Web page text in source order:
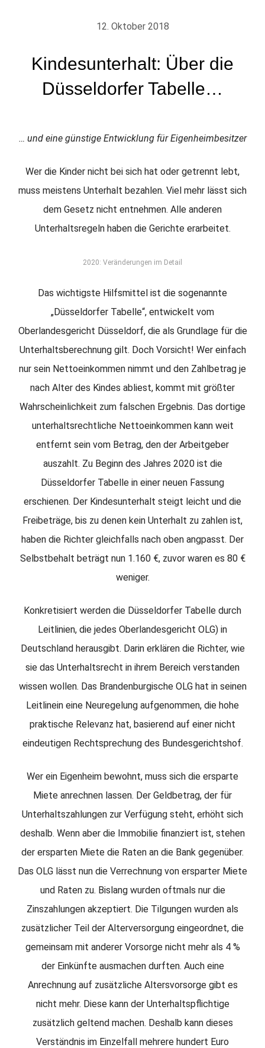
Kindesunterhalt: Über die
Düsseldorfer Tabelle…
12. Oktober 2018
… und eine günstige Entwicklung für Eigenheimbesitzer
Wer die Kinder nicht bei sich hat oder getrennt lebt,
muss meistens Unterhalt bezahlen. Viel mehr lässt sich
dem Gesetz nicht entnehmen. Alle anderen
Unterhaltsregeln haben die Gerichte erarbeitet.
2020: Veränderungen im Detail
Das wichtigste Hilfsmittel ist die sogenannte
„Düsseldorfer Tabelle“, entwickelt vom
Oberlandesgericht Düsseldorf, die als Grundlage für die
Unterhaltsberechnung gilt. Doch Vorsicht! Wer einfach
nur sein Nettoeinkommen nimmt und den Zahlbetrag je
nach Alter des Kindes abliest, kommt mit größter
Wahrscheinlichkeit zum falschen Ergebnis. Das dortige
unterhaltsrechtliche Nettoeinkommen kann weit
entfernt sein vom Betrag, den der Arbeitgeber
auszahlt. Zu Beginn des Jahres 2020 ist die
Düsseldorfer Tabelle in einer neuen Fassung
erschienen. Der Kindesunterhalt steigt leicht und die
Freibeträge, bis zu denen kein Unterhalt zu zahlen ist,
haben die Richter gleichfalls nach oben angpasst. Der
Selbstbehalt beträgt nun 1.160 €, zuvor waren es 80 €
weniger.
Konkretisiert werden die Düsseldorfer Tabelle durch
Leitlinien, die jedes Oberlandesgericht OLG) in
Deutschland herausgibt. Darin erklären die Richter, wie
sie das Unterhaltsrecht in ihrem Bereich verstanden
wissen wollen. Das Brandenburgische OLG hat in seinen
Leitlinein eine Neuregelung aufgenommen, die hohe
praktische Relevanz hat, basierend auf einer nicht
eindeutigen Rechtsprechung des Bundesgerichtshof.
Wer ein Eigenheim bewohnt, muss sich die ersparte
Miete anrechnen lassen. Der Geldbetrag, der für
Unterhaltszahlungen zur Verfügung steht, erhöht sich
deshalb. Wenn aber die Immobilie finanziert ist, stehen
der ersparten Miete die Raten an die Bank gegenüber.
Das OLG lässt nun die Verrechnung von ersparter Miete
und Raten zu. Bislang wurden oftmals nur die
Zinszahlungen akzeptiert. Die Tilgungen wurden als
zusätzlicher Teil der Alterversorgung eingeordnet, die
gemeinsam mit anderer Vorsorge nicht mehr als 4 %
der Einkünfte ausmachen durften. Auch eine
Anrechnung auf zusätzliche Altersvorsorge gibt es
nicht mehr. Diese kann der Unterhaltspflichtige
zusätzlich geltend machen. Deshalb kann dieses
Verständnis im Einzelfall mehrere hundert Euro